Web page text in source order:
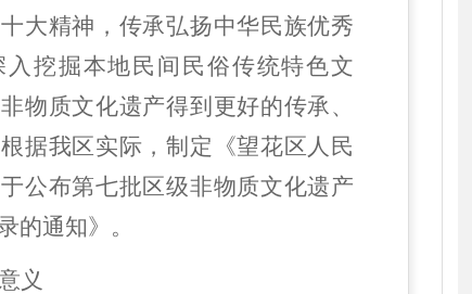
大精神，传承弘扬中华民族优秀
挖掘本地民间民俗传统特色文
物质文化遗产得到更好的传承、
据我区实际，制定《望花区人民
公布第七批区级非物质文化遗产
的通知》。
义